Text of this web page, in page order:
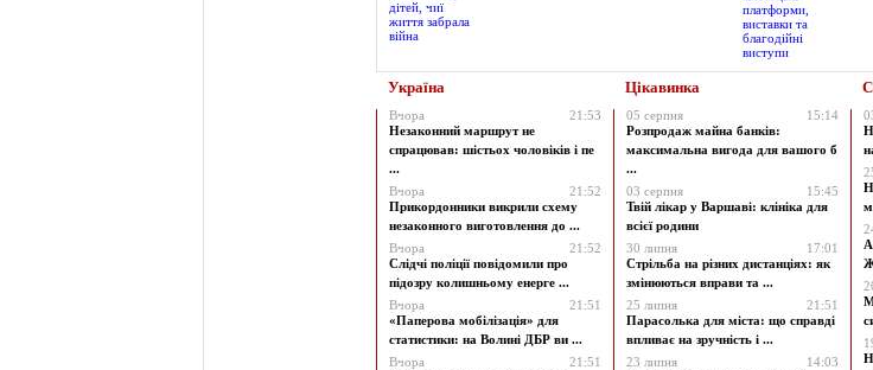
Україна Цікавинка
Вчора
21:53
Незаконний маршрут не
спрацював: шістьох чоловіків і пе
...
Вчора
21:52
Прикордонники викрили схему
незаконного виготовлення до ...
Вчора
21:52
Слідчі поліції повідомили про
підозру колишньому енерге ...
Вчора
21:51
«Паперова мобілізація» для
статистики: на Волині ДБР ви ...
Вчора
21:51
05 серпня
15:14
Розпродаж майна банків:
максимальна вигода для вашого б
...
03 серпня
15:45
Твій лікар у Варшаві: клініка для
всієї родини
30 липня
17:01
Стрільба на різних дистанціях: як
змінюються вправи та ...
25 липня
21:51
Парасолька для міста: що справді
впливає на зручність і ...
23 липня
14:03